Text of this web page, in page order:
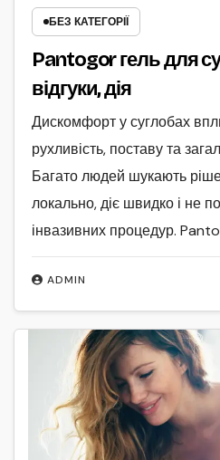
БЕЗ КАТЕГОРІЇ
Pantogor гель для
відгуки, дія
ADMIN
Дискомфорт у суглобах
рухливість, поставу та
Багато людей шукають
локально, діє швидко і не
інвазивних процедур.